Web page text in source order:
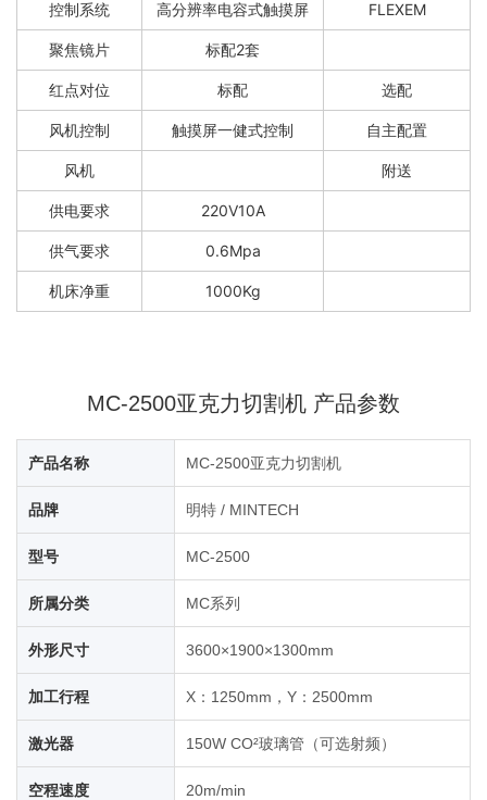
控制系统 高分辨率电容式触摸屏 FLEXEM
聚焦镜片 标配2套
红点对位 标配 选配
风机控制 触摸屏一健式控制 自主配置
风机 附送
供电要求 220V10A
供气要求 0.6Mpa
机床净重 1000Kg
MC-2500亚克力切割机 产品参数
产品名称 MC-2500亚克力切割机
品牌 明特 / MINTECH
型号 MC-2500
所属分类 MC系列
外形尺寸 3600×1900×1300mm
加工行程 X：1250mm，Y：2500mm
激光器 150W CO²玻璃管（可选射频）
空程速度 20m/min